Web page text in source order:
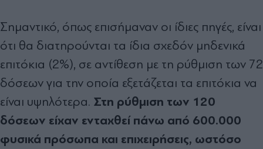
Σημαντικό, όπως επισήμαναν οι ίδιες πηγές, είναι
ότι θα διατηρούνται τα ίδια σχεδόν μηδενικά
επιτόκια (2%), σε αντίθεση με τη ρύθμιση των 72
δόσεων για την οποία εξετάζεται τα επιτόκια να
είναι υψηλότερα. Στη ρύθμιση των 120
δόσεων είχαν ενταχθεί πάνω από 600.000
φυσικά πρόσωπα και επιχειρήσεις, ωστόσο